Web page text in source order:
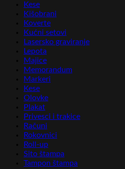
Kese
Kišobrani
Koverte
Kućni setovi
Lasersko graviranje
Lepota
Majice
Memorandum
Markeri
Kese
Olovke
Plakat
Privesci i trakice
Računi
Rokovnici
Roll-up
Sito štampa
Tampon štampa